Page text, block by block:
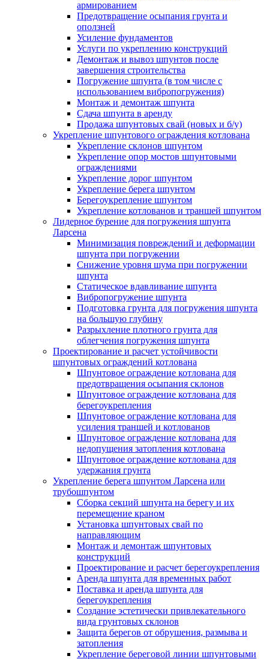
армированием
Предотвращение осыпания грунта и
оползней
Усиление фундаментов
Услуги по укреплению конструкций
Демонтаж и вывоз шпунтов после
завершения строительства
Погружение шпунта (в том числе с
использованием вибропогружения)
Монтаж и демонтаж шпунта
Сдача шпунта в аренду
Продажа шпунтовых свай (новых и б/у)
Укрепление шпунтового ограждения котлована
Укрепление склонов шпунтом
Укрепление опор мостов шпунтовыми
ограждениями
Укрепление дорог шпунтом
Укрепление берега шпунтом
Берегоукрепление шпунтом
Укрепление котлованов и траншей шпунтом
Лидерное бурение для погружения шпунта
Ларсена
Минимизация повреждений и деформации
шпунта при погружении
Снижение уровня шума при погружении
шпунта
Статическое вдавливание шпунта
Вибропогружение шпунта
Подготовка грунта для погружения шпунта
на большую глубину
Разрыхление плотного грунта для
облегчения погружения шпунта
Проектирование и расчет устойчивости
шпунтовых ограждений котлована
Шпунтовое ограждение котлована для
предотвращения осыпания склонов
Шпунтовое ограждение котлована для
берегоукрепления
Шпунтовое ограждение котлована для
усиления траншей и котлованов
Шпунтовое ограждение котлована для
недопущения затопления котлована
Шпунтовое ограждение котлована для
удержания грунта
Укрепление берега шпунтом Ларсена или
трубошпунтом
Сборка секций шпунта на берегу и их
перемещение краном
Установка шпунтовых свай по
направляющим
Монтаж и демонтаж шпунтовых
конструкций
Проектирование и расчет берегоукрепления
Аренда шпунта для временных работ
Поставка и аренда шпунта для
берегоукрепления
Создание эстетически привлекательного
вида грунтовых склонов
Защита берегов от обрушения, размыва и
затопления
Укрепление береговой линии шпунтовыми